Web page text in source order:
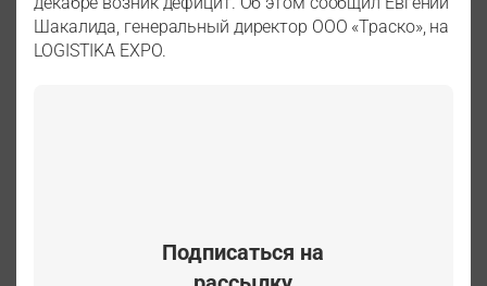
Шакалида, генеральный директор ООО «Траско», на
LOGISTIKA EXPO.
Подписаться на